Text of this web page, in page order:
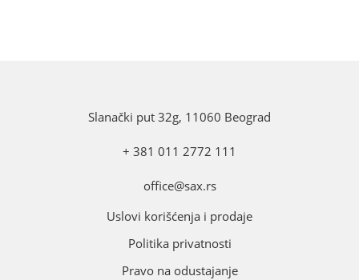
Slanački put 32g, 11060 Beograd
+ 381 011 2772 111
office@sax.rs
Uslovi korišćenja i prodaje
Politika privatnosti
Pravo na odustajanje